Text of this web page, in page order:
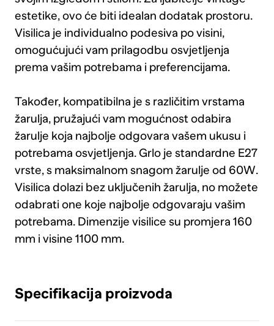
estetike, ovo će biti idealan dodatak prostoru.
Visilica je individualno podesiva po visini,
omogućujući vam prilagodbu osvjetljenja
prema vašim potrebama i preferencijama.
Također, kompatibilna je s različitim vrstama
žarulja, pružajući vam mogućnost odabira
žarulje koja najbolje odgovara vašem ukusu i
potrebama osvjetljenja. Grlo je standardne E27
vrste, s maksimalnom snagom žarulje od 60W.
Visilica dolazi bez uključenih žarulja, no možete
odabrati one koje najbolje odgovaraju vašim
potrebama. Dimenzije visilice su promjera 160
mm i visine 1100 mm.
Specifikacija proizvoda